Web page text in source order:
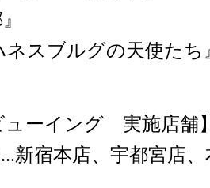
ネスブルグの天使たち
ューイング 実施店舗
新宿本店、宇都宮店